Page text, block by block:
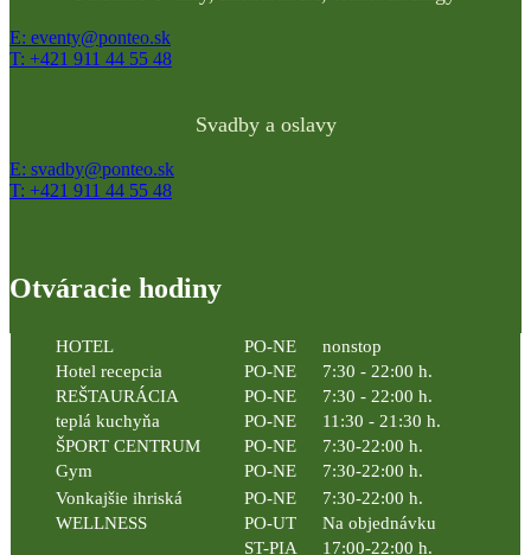
E: eventy@ponteo.sk
T: +421 911 44 55 48
Svadby a oslavy
E: svadby@ponteo.sk
T: +421 911 44 55 48
Otváracie hodiny
HOTEL PO-NE
nonstop
Hotel recepcia
PO-NE
7:30 - 22:00 h.
REŠTAURÁCIA
PO-NE
7:30 - 22:00 h.
teplá kuchyňa
PO-NE
11:30 - 21:30 h.
ŠPORT CENTRUM
PO-NE
7:30-22:00 h.
Gym
PO-NE
7:30-22:00 h.
Vonkajšie ihriská
PO-NE
7:30-22:00 h.
WELLNESS
PO-UT
Na objednávku
ST-PIA
17:00-22:00 h.